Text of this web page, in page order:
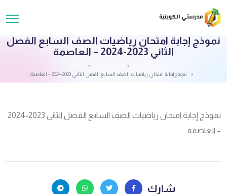
نموذج إجابة امتحان رياضيات الصف السابع الفصل
الثاني 2023-2024 – العاصمة
نموذج إجابة امتحان رياضيات الصف السابع الفصل الثاني 2023-2024 – العاصمة
نموذج إجابة امتحان رياضيات الصف السابع الفصل الثاني 2023-2024
– العاصمة
شارك